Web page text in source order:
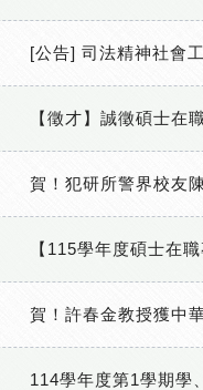
[公告] 司法精神社會
【徵才】誠徵碩士在
賀！犯研所警界校友
【115學年度碩士在
賀！許春金教授獲中
114學年度第1學期學